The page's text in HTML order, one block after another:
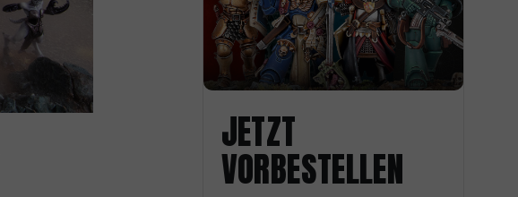
JETZT
VORBESTELLEN